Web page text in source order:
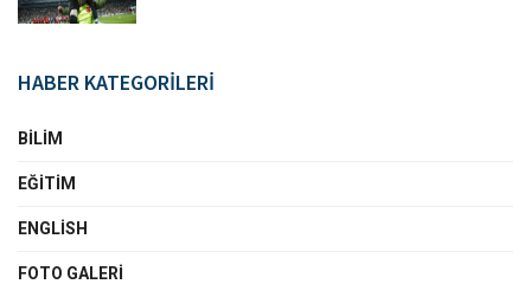
HABER KATEGORİLERİ
BILIM
EĞITIM
ENGLISH
FOTO GALERI